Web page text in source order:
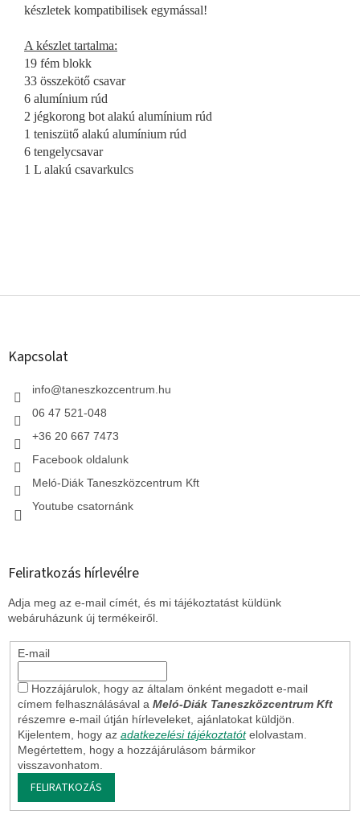
készletek kompatibilisek egymással!
A készlet tartalma:
19 fém blokk
33 összekötő csavar
6 alumínium rúd
2 jégkorong bot alakú alumínium rúd
1 teniszütő alakú alumínium rúd
6 tengelycsavar
1 L alakú csavarkulcs
L
Kapcsolat
info@taneszkozcentrum.hu
06 47 521-048
+36 20 667 7473
Facebook oldalunk
Meló-Diák Taneszközcentrum Kft
Youtube csatornánk
Feliratkozás hírlevélre
Adja meg az e-mail címét, és mi tájékoztatást küldünk
webáruházunk új termékeiről.
E-mail
Hozzájárulok, hogy az általam önként megadott e-mail
címem felhasználásával a Meló-Diák Taneszközcentrum Kft
részemre e-mail útján hírleveleket, ajánlatokat küldjön.
Kijelentem, hogy az adatkezelési tájékoztatót elolvastam.
Megértettem, hogy a hozzájárulásom bármikor
visszavonhatom.
FELIRATKOZÁS